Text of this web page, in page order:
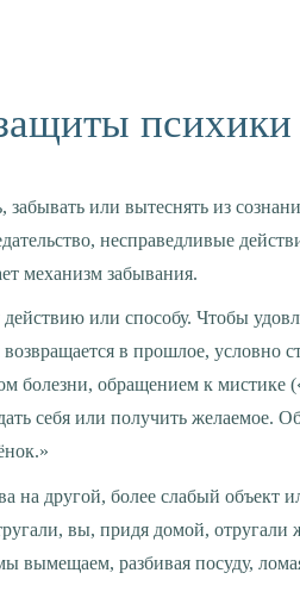
психики
забывать или вытеснять из
несправедливые
механизм забывания.
или способу. Чтобы
в прошлое, условно
болезни, обращением к мистике
себя или получить желаемое.
на другой, более слабый объект
вы, придя домой, отругали
вымещаем, разбивая посуду,